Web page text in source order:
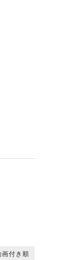
付き順